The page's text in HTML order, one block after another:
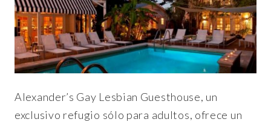
Alexander’s Gay Lesbian Guesthouse, un
exclusivo refugio sólo para adultos, ofrece un